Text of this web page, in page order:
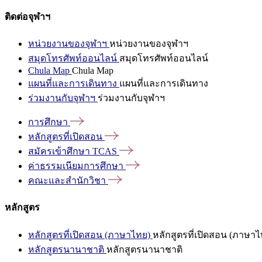
ติดต่อจุฬาฯ
หน่วยงานของจุฬาฯ หน่วยงานของจุฬาฯ
สมุดโทรศัพท์ออนไลน์ สมุดโทรศัพท์ออนไลน์
Chula Map Chula Map
แผนที่และการเดินทาง แผนที่และการเดินทาง
ร่วมงานกับจุฬาฯ ร่วมงานกับจุฬาฯ
การศึกษา
หลักสูตรที่เปิดสอน
สมัครเข้าศึกษา TCAS
ค่าธรรมเนียมการศึกษา
คณะและสำนักวิชา
หลักสูตร
หลักสูตรที่เปิดสอน (ภาษาไทย) หลักสูตรที่เปิดสอน (ภาษาไ
หลักสูตรนานาชาติ หลักสูตรนานาชาติ